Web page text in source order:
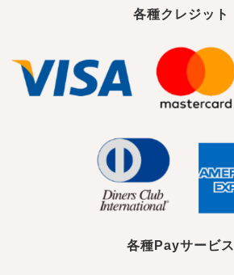
各種クレジット
各種Payサービス